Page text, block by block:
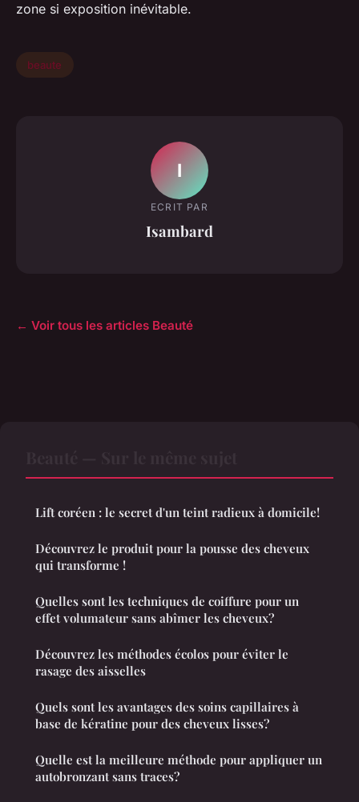
zone si exposition inévitable.
beaute
I
ECRIT PAR
Isambard
← Voir tous les articles Beauté
Lift coréen : le secret d'un teint radieux à domicile!
Découvrez le produit pour la pousse des cheveux
qui transforme !
Quelles sont les techniques de coiffure pour un
effet volumateur sans abîmer les cheveux?
Découvrez les méthodes écolos pour éviter le
rasage des aisselles
Quels sont les avantages des soins capillaires à
base de kératine pour des cheveux lisses?
Quelle est la meilleure méthode pour appliquer un
autobronzant sans traces?